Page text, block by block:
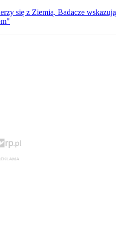
się z Ziemią. Badacze wskazują